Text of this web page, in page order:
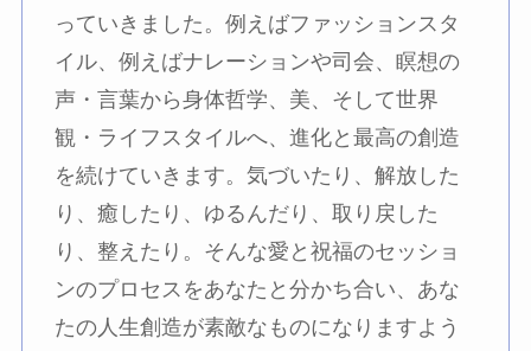
っていきました。例えばファッションスタ
イル、例えばナレーションや司会、瞑想の
声・言葉から身体哲学、美、そして世界
観・ライフスタイルへ、進化と最高の創造
を続けていきます。気づいたり、解放した
り、癒したり、ゆるんだり、取り戻した
り、整えたり。そんな愛と祝福のセッショ
ンのプロセスをあなたと分かち合い、あな
たの人生創造が素敵なものになりますよう